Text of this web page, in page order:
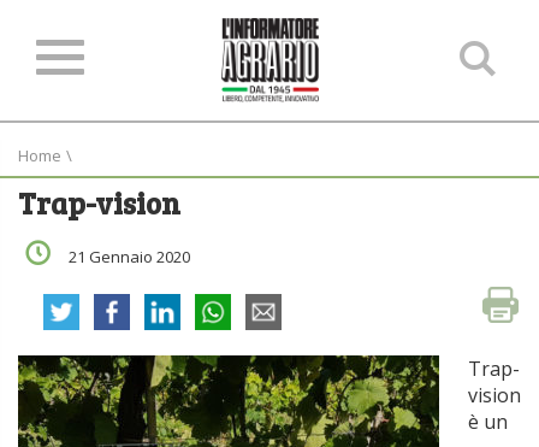
Home \
Trap-vision
21 Gennaio 2020
Trap-
vision
è un